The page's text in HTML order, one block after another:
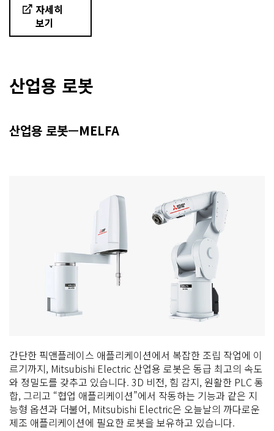
자세히
보기
산업용 로봇
산업용 로봇—MELFA
간단한 픽앤플레이스 애플리케이션에서 복잡한 조립 작업에 이
르기까지, Mitsubishi Electric 산업용 로봇은 동급 최고의 속도
와 정밀도를 갖추고 있습니다. 3D 비전, 힘 감지, 원활한 PLC 통
합, 그리고 “협업 애플리케이션”에서 작동하는 기능과 같은 지
능형 옵션과 더불어, Mitsubishi Electric은 오늘날의 까다로운
제조 애플리케이션에 필요한 로봇을 보유하고 있습니다.